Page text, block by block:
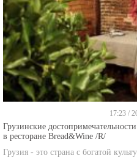
17:23 /
Грузинские
в ресторане Bread&Wine /R/
Грузия - это страна с богатой